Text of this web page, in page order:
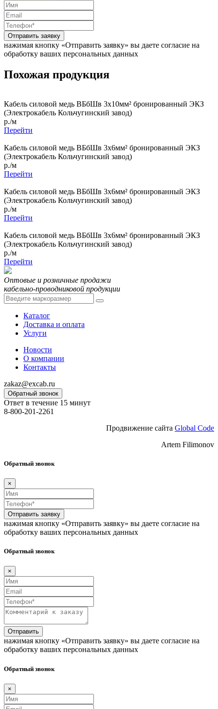
Отправить заявку
нажимая кнопку «Отправить заявку» вы даете согласие на
обработку ваших персональных данных
Похожая продукция
Кабель силовой медь ВБбШв 3x10мм² бронированный ЭКЗ
(Электрокабель Кольчугинский завод)
р./м
Перейти
Кабель силовой медь ВБбШв 3x6мм² бронированный ЭКЗ
(Электрокабель Кольчугинский завод)
р./м
Перейти
Кабель силовой медь ВБбШв 3x6мм² бронированный ЭКЗ
(Электрокабель Кольчугинский завод)
р./м
Перейти
Кабель силовой медь ВБбШв 3x6мм² бронированный ЭКЗ
(Электрокабель Кольчугинский завод)
р./м
Перейти
Оптовые и розничные продажи
кабельно-проводниковой продукции
Каталог
Доставка и оплата
Услуги
Новости
О компании
Контакты
zakaz@excab.ru
Обратный звонок
Ответ в течение 15 минут
8-800-201-2261
Продвижение сайта Global Code
Artem Filimonov
Обратный звонок
×
Отправить заявку
нажимая кнопку «Отправить заявку» вы даете согласие на
обработку ваших персональных данных
Обратный звонок
×
Отправить
нажимая кнопку «Отправить заявку» вы даете согласие на
обработку ваших персональных данных
Обратный звонок
×